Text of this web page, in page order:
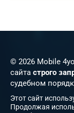
© 2026 Mobile
сайта строго
судебном
Этот сайт
Продолжая